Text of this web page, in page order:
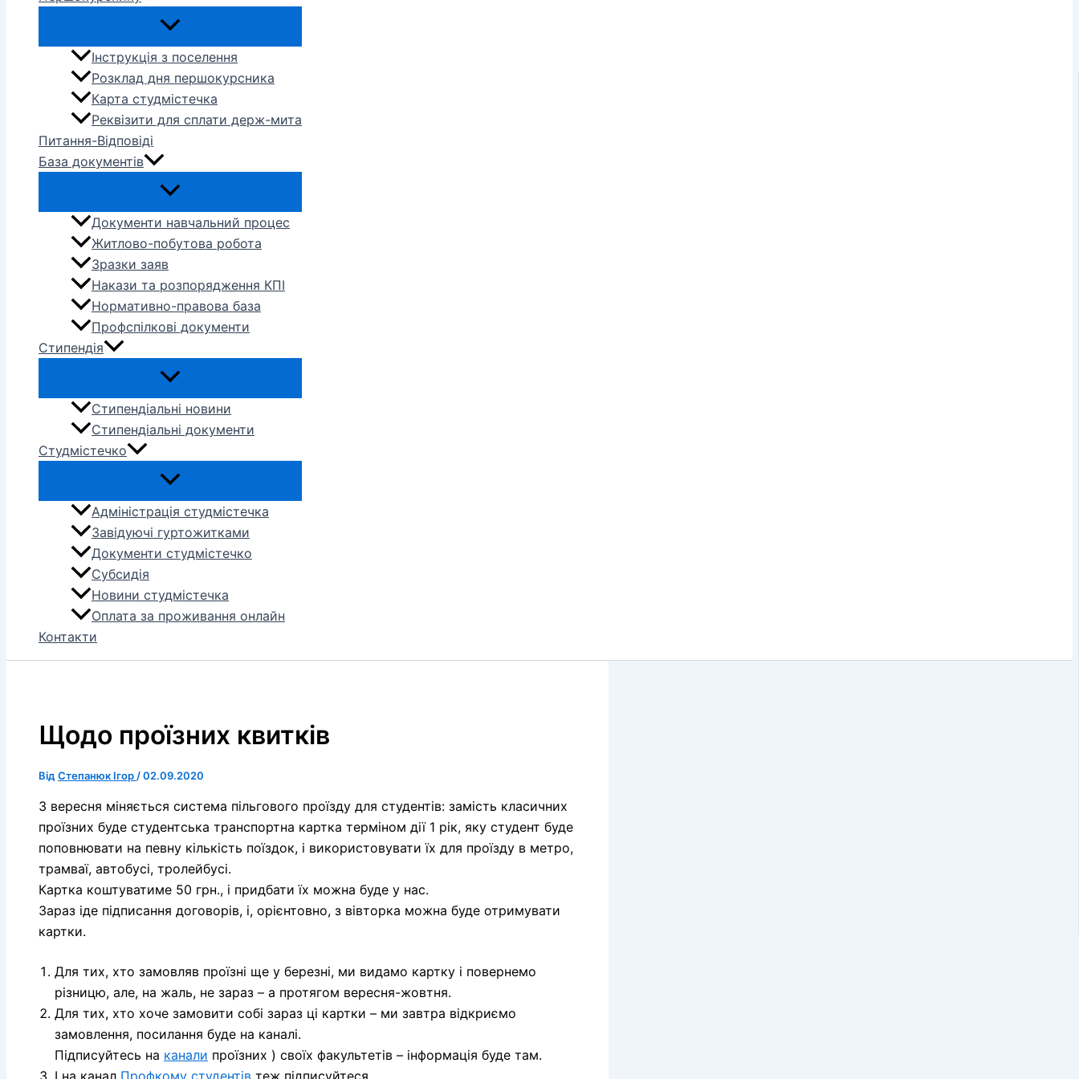
Інструкція з поселення
Розклад дня першокурсника
Карта студмістечка
Реквізити для сплати держ-мита
Питання-Відповіді
База документів
Документи навчальний процес
Житлово-побутова робота
Зразки заяв
Накази та розпорядження КПІ
Нормативно-правова база
Профспілкові документи
Стипендія
Стипендіальні новини
Стипендіальні документи
Студмістечко
Адміністрація студмістечка
Завідуючі гуртожитками
Документи студмістечко
Субсидія
Новини студмістечка
Оплата за проживання онлайн
Контакти
Щодо проїзних квитків
Від Степанюк Ігор /02.09.2020
З вересня міняється система пільгового проїзду для студентів: замість класичних
проїзних буде студентська транспортна картка терміном дії 1 рік, яку студент буде
поповнювати на певну кількість поїздок, і використовувати їх для проїзду в метро,
трамваї, автобусі, тролейбусі.
Картка коштуватиме 50 грн., і придбати їх можна буде у нас.
Зараз іде підписання договорів, і, орієнтовно, з вівторка можна буде отримувати
картки.
Для тих, хто замовляв проїзні ще у березні, ми видамо картку і повернемо
різницю, але, на жаль, не зараз – а протягом вересня-жовтня.
Для тих, хто хоче замовити собі зараз ці картки – ми завтра відкриємо
замовлення, посилання буде на каналі.
Підписуйтесь на канали проїзних ) своїх факультетів – інформація буде там.
І на канал Профкому студентів теж підписуйтеся